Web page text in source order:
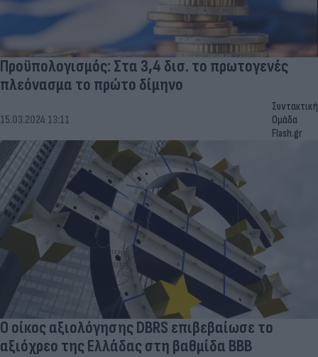
Προϋπολογισμός: Στα 3,4 δισ. το πρωτογενές
πλεόνασμα το πρώτο δίμηνο
15.03.2024 13:11
Συντακτική
Ομάδα
Flash.gr
Ο οίκος αξιολόγησης DBRS επιβεβαίωσε το
αξιόχρεο της Ελλάδας στη βαθμίδα ΒΒΒ